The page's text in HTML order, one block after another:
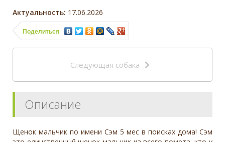
Актуальность: 17.06.2026
Поделиться
Следующая собака
Описание
Щенок мальчик по имени Сэм 5 мес в поисках дома! Сэм